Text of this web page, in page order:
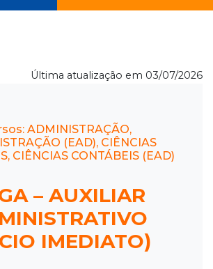
Última atualização em 03/07/2026
ADMINISTRAÇÃO,
(EAD), CIÊNCIAS
CIÊNCIAS CONTÁBEIS (EAD)
– AUXILIAR
IMEDIATO)